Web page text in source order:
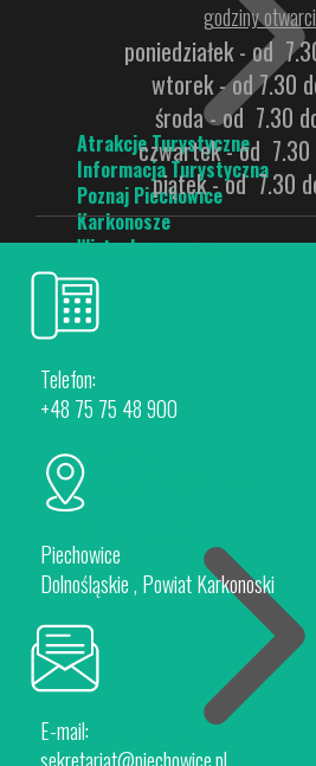
Atrakcje Turystyczne
Informacja Turystyczna
Poznaj Piechowice
Karkonosze
Wirtualny spacer
Piechowice
Rokytnice nad Jizerou
Oferta Inwestycyjna
godziny
poniedziałek - od
wtorek - od 7.30
środa - od 7.30
czwartek - od 7.30
piątek - od 7.30
Telefon:
+48 75 75 48 900
Piechowice
Dolnośląskie , Powiat Karkonoski
E-mail: